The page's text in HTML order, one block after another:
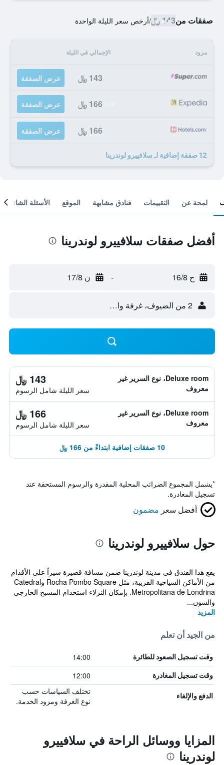
صفقات من143 ﷼ /أرخص سعر الليلة الواحدة
مزود الإجمالي في الليلة
143 ﷼ عرض الصفقة
166 ﷼ عرض الصفقة
166 ﷼ عرض الصفقة
12 صفقة إضافية لـ سلافييرو لوندرينا
لمحة عن التقييمات فنادق مشابهة الموقع الأسئلة الشائعة
أفضل صفقات سلافييرو لوندرينا
ح 16/8 - ن 17/8
2 من الضيوف، غرفة واحدة
Deluxe room، نوع السرير غير
معروف
143 ﷼
سعر الليلة شامل الرسوم
Deluxe room، نوع السرير غير
معروف
166 ﷼
سعر الليلة شامل الرسوم
10 صفقات إضافية ابتداءً من 166 ﷼
*يشمل المجموع الضرائب المحلية المقدرة والرسوم المستحقة عند
تسجيل المغادرة.
أفضل سعر مضمون
حول سلافييرو لوندرينا
يقع هذا الفندق في مدينة لوندرينا ضمن مسافة قصيرة سيراً على الأقدام
من الأماكن السياحية القريبة، مثل Rocha Pombo Square وCatedral
Metropolitana de Londrina. بإمكان النزلاء استخدام المسبح الخارجي
والسون...
المزيد
من الجيد أن تعلم
وقت تسجيل الصعود للطائرة 14:00
وقت تسجيل المغادرة 12:00
الدفع والإلغاء
تختلف السياسات حسب
نوع الغرفة ومزود الخدمة.
المزايا ووسائل الراحة في سلافييرو
لوندرينا